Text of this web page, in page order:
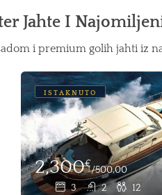
Jahte I
i premium golih jahti iz
ISTAKNUTO
2,000€
/dan
2
2 10